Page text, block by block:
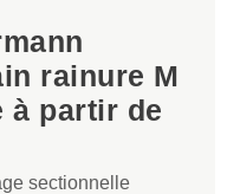
rainure M
à partir de
sectionnelle